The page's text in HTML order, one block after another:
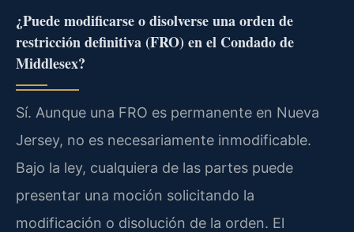
¿Puede modificarse o disolverse una orden de
restricción definitiva (FRO) en el Condado de
Middlesex?
Sí. Aunque una FRO es permanente en Nueva
Jersey, no es necesariamente inmodificable.
Bajo la ley, cualquiera de las partes puede
presentar una moción solicitando la
modificación o disolución de la orden. El